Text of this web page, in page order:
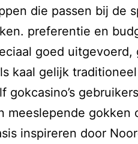
die passen bij de
preferentie en
goed uitgevoerd,
kaal gelijk
gokcasino’s
meeslepende gokken
inspireren door